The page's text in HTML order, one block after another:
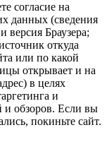
согласие на
данных (сведения
Браузера;
откуда
или по какой
открывает и на
в целях
и
и обзоров. Если вы
покиньте сайт.